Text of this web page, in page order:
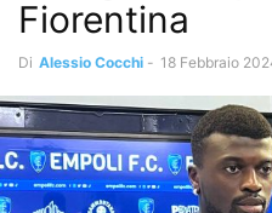
Fiorentina
Di Alessio Cocchi - 18 Febbraio